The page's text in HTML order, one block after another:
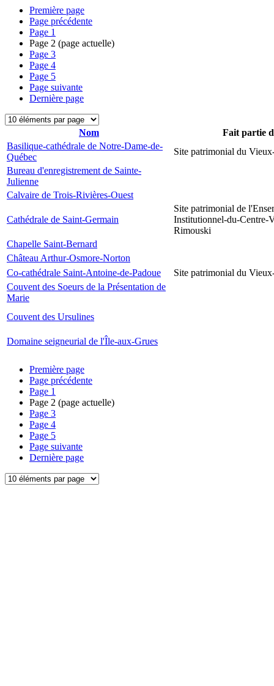
Première page
Page précédente
Page 1
Page 2 (page actuelle)
Page 3
Page 4
Page 5
Page suivante
Dernière page
Nom
Fait partie
Basilique-cathédrale de Notre-Dame-de-
Québec
Site patrimonial du
Bureau d'enregistrement de Sainte-
Julienne
Calvaire de Trois-Rivières-Ouest
Cathédrale de Saint-Germain
Site patrimonial de
Institutionnel-du-Centre-
Rimouski
Chapelle Saint-Bernard
Château Arthur-Osmore-Norton
Co-cathédrale Saint-Antoine-de-Padoue
Site patrimonial du
Couvent des Soeurs de la Présentation de
Marie
Couvent des Ursulines
Domaine seigneurial de l'Île-aux-Grues
Première page
Page précédente
Page 1
Page 2 (page actuelle)
Page 3
Page 4
Page 5
Page suivante
Dernière page